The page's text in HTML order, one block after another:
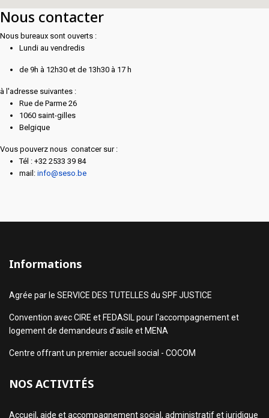
Nous contacter
Nous bureaux sont ouverts :
Lundi au vendredis
de 9h à 12h30 et de 13h30 à 17 h
à l'adresse suivantes :
Rue de Parme 26
1060 saint-gilles
Belgique
Vous pouverz nous conatcer sur :
Tél : +32 2533 39 84
mail: info@seso.be
Informations
Agrée par le SERVICE DES TUTELLES du SPF JUSTICE
Convention avec CIRE et FEDASIL pour l'accompagnement et
logement de demandeurs d'asile et MENA
Centre offrant un premier accueil social - COCOM
NOS ACTIVITÉS
Accueil, aide et accompagnement social, administratif et juridique